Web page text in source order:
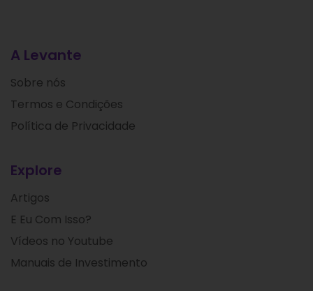
A Levante
Sobre nós
Termos e Condições
Política de Privacidade
Explore
Artigos
E Eu Com Isso?
Vídeos no Youtube
Manuais de Investimento